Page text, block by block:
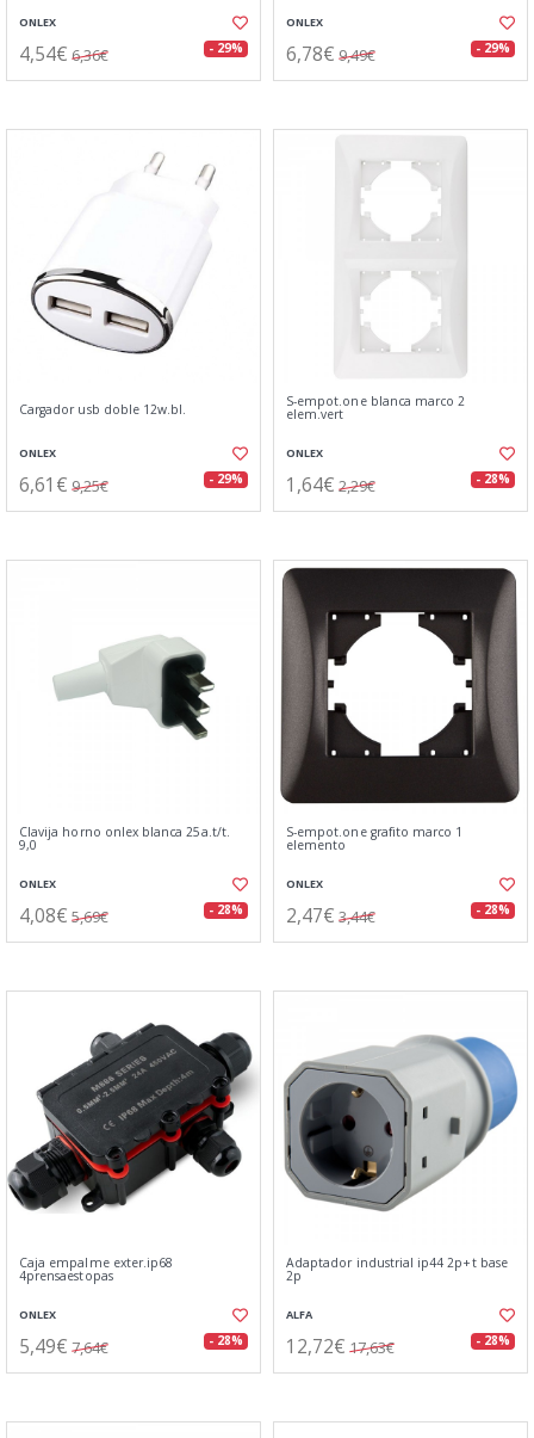
ONLEX
4,54€ 6,36€ - 29%
ONLEX
6,78€ 9,49€ - 29%
Cargador usb doble 12w.bl.
ONLEX
6,61€ 9,25€ - 29%
S-empot.one blanca marco 2
elem.vert
ONLEX
1,64€ 2,29€ - 28%
Clavija horno onlex blanca 25a.t/t.
9,0
ONLEX
4,08€ 5,69€ - 28%
S-empot.one grafito marco 1
elemento
ONLEX
2,47€ 3,44€ - 28%
Caja empalme exter.ip68
4prensaestopas
ONLEX
5,49€ 7,64€ - 28%
Adaptador industrial ip44 2p+t base
2p
ALFA
12,72€ 17,63€ - 28%